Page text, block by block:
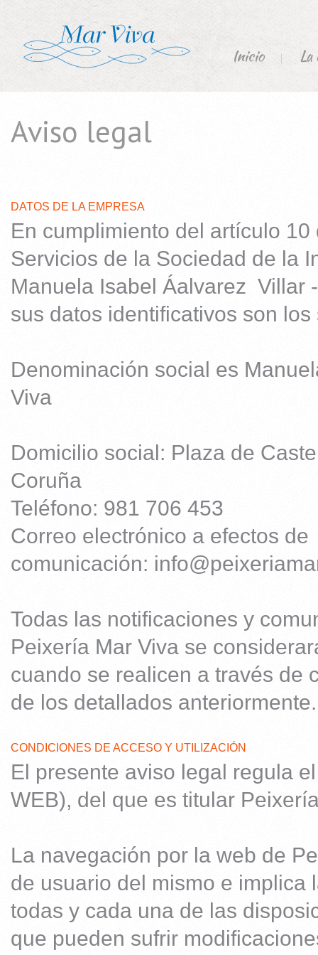
Inicio La
Aviso legal
DATOS DE LA EMPRESA
En cumplimiento del artículo
Servicios de la Sociedad de la
Manuela Isabel Áalvarez Villar
sus datos identificativos son
Denominación social es
Viva
Domicilio social: Plaza de
Coruña
Teléfono: 981 706 453
Correo electrónico a efectos de
comunicación:
Todas las notificaciones y
Peixería Mar Viva se
cuando se realicen a través de
de los detallados anteriormente.
CONDICIONES DE ACCESO Y UTILIZACIÓN
El presente aviso legal regula
WEB), del que es titular
La navegación por la web de
de usuario del mismo e implica
todas y cada una de las
que pueden sufrir